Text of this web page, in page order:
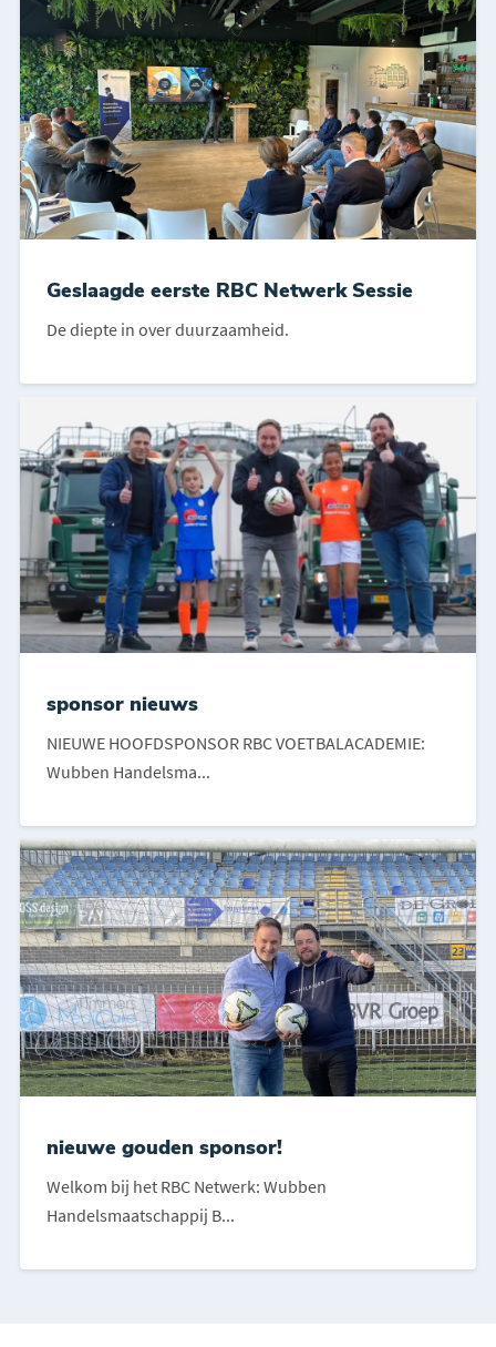
Geslaagde eerste RBC Netwerk Sessie
De diepte in over duurzaamheid.
sponsor nieuws
NIEUWE HOOFDSPONSOR RBC VOETBALACADEMIE:
Wubben Handelsma...
nieuwe gouden sponsor!
Welkom bij het RBC Netwerk: Wubben
Handelsmaatschappij B...